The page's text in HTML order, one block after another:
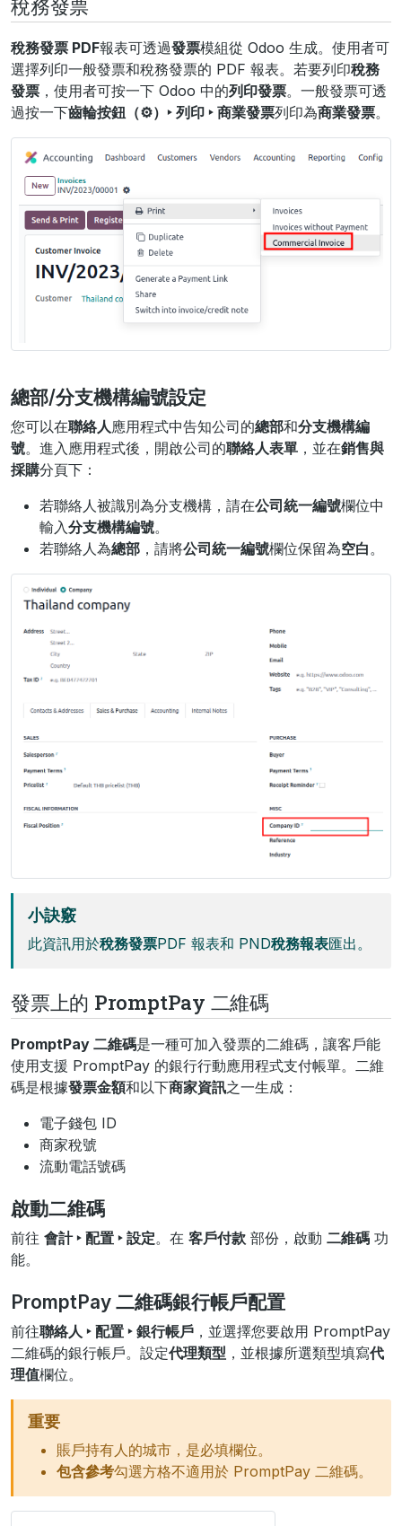
稅務發票
稅務發票 PDF報表可透過發票模組從 Odoo 生成。使用者可
選擇列印一般發票和稅務發票的 PDF 報表。若要列印稅務
發票 ，使用者可按一下 Odoo 中的列印發票。一般發票可透
過按一下齒輪按鈕（⚙️）‣ 列印 ‣ 商業發票列印為商業發票。
總部/分支機構編號設定
您可以在聯絡人 應用程式中告知公司的總部和分支機構編
號。進入應用程式後，開啟公司的聯絡人表單 ，並在銷售與
採購分頁下：
若聯絡人被識別為分支機構，請在公司統一編號欄位中
輸入分支機構編號。
若聯絡人為總部 ，請將公司統一編號欄位保留為空白 。
小訣竅
此資訊用於稅務發票PDF 報表和 PND稅務報表匯出。
發票上的 PromptPay 二維碼
PromptPay 二維碼是一種可加入發票的二維碼，讓客戶能
使用支援 PromptPay 的銀行行動應用程式支付帳單。二維
碼是根據發票金額和以下商家資訊之一生成：
電子錢包 ID
商家稅號
流動電話號碼
啟動二維碼
前往 會計 ‣ 配置 ‣ 設定。在 客戶付款 部份，啟動 二維碼 功
能。
PromptPay 二維碼銀行帳戶配置
前往聯絡人 ‣ 配置 ‣ 銀行帳戶 ，並選擇您要啟用 PromptPay
二維碼的銀行帳戶。設定代理類型 ，並根據所選類型填寫代
理值欄位。
重要
賬戶持有人的城市，是必填欄位。
包含參考勾選方格不適用於 PromptPay 二維碼。